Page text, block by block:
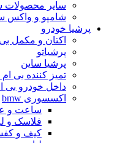
سایر محصولات
شامپو و واکس
پرشیا خودرو
اکتان و مکمل
پرشیاتو
پرشیا ساین
تمیز کننده بی ام
داخل خودرو بی
اکسسوری bmw
ساعت و
فلاسک و
کیف و